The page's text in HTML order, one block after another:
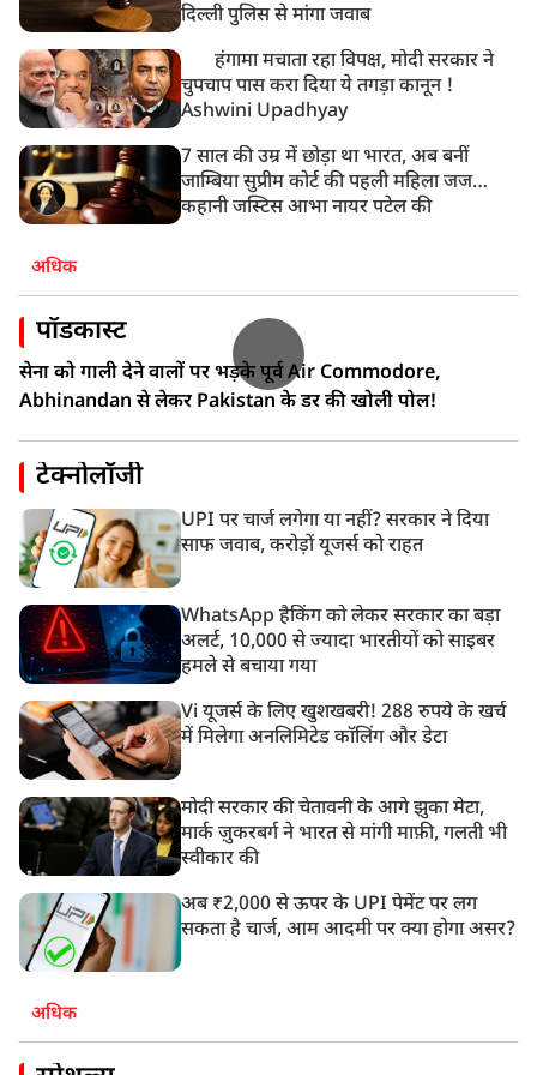
दिल्ली पुलिस से मांगा जवाब
हंगामा मचाता रहा विपक्ष, मोदी सरकार ने
चुपचाप पास करा दिया ये तगड़ा कानून !
Ashwini Upadhyay
7 साल की उम्र में छोड़ा था भारत, अब बनीं
जाम्बिया सुप्रीम कोर्ट की पहली महिला जज…
कहानी जस्टिस आभा नायर पटेल की
अधिक
पॉडकास्ट
सेना को गाली देने वालों पर भड़के पूर्व Air Commodore,
Abhinandan से लेकर Pakistan के डर की खोली पोल!
टेक्नोलॉजी
UPI पर चार्ज लगेगा या नहीं? सरकार ने दिया
साफ जवाब, करोड़ों यूजर्स को राहत
WhatsApp हैकिंग को लेकर सरकार का बड़ा
अलर्ट, 10,000 से ज्यादा भारतीयों को साइबर
हमले से बचाया गया
Vi यूजर्स के लिए खुशखबरी! 288 रुपये के खर्च
में मिलेगा अनलिमिटेड कॉलिंग और डेटा
मोदी सरकार की चेतावनी के आगे झुका मेटा,
मार्क ज़ुकरबर्ग ने भारत से मांगी माफ़ी, गलती भी
स्वीकार की
अब ₹2,000 से ऊपर के UPI पेमेंट पर लग
सकता है चार्ज, आम आदमी पर क्या होगा असर?
अधिक